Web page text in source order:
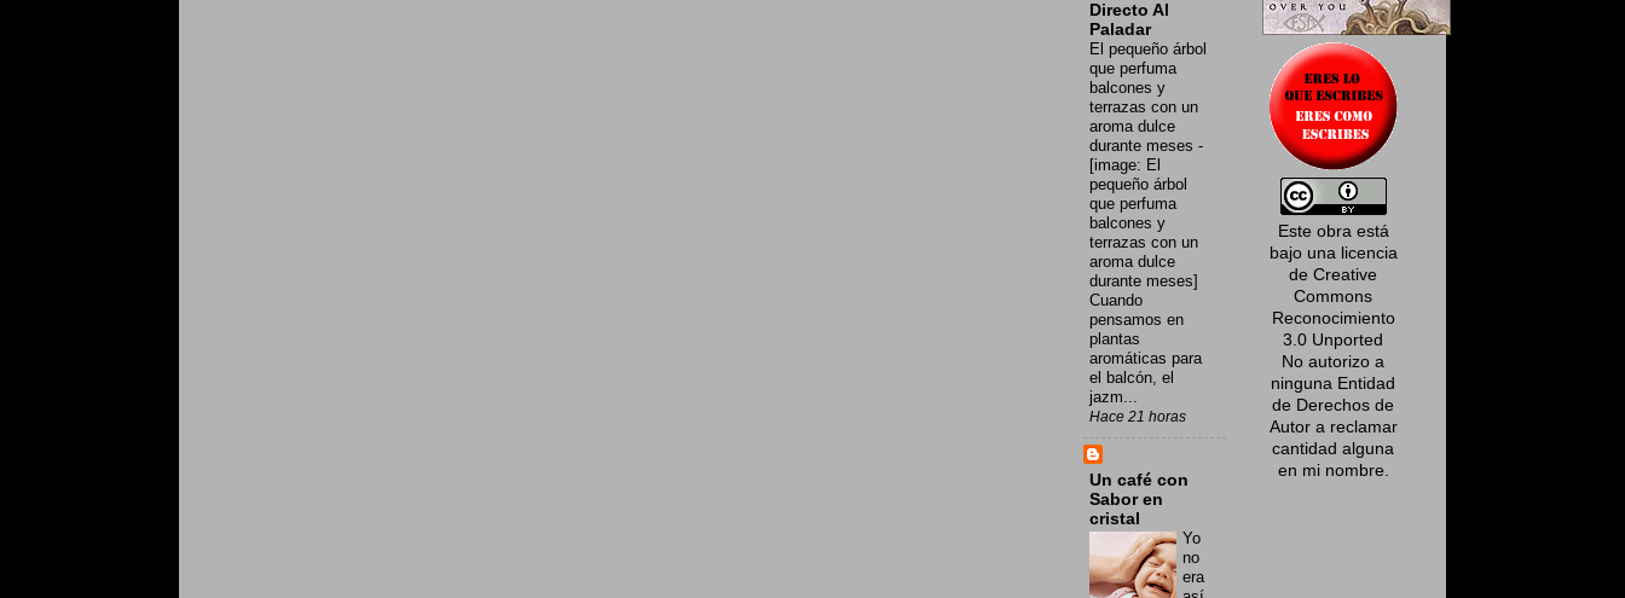
Directo Al
Paladar
El pequeño árbol
que perfuma
balcones y
terrazas con un
aroma dulce
durante meses -
[image: El
pequeño árbol
que perfuma
balcones y
terrazas con un
aroma dulce
durante meses]
Cuando
pensamos en
plantas
aromáticas para
el balcón, el
jazm...
Hace 21 horas
Un café con
Sabor en
cristal
Yo
no
era
Este obra está
bajo una licencia
de Creative
Commons
Reconocimiento
3.0 Unported
No autorizo a
ninguna Entidad
de Derechos de
Autor a reclamar
cantidad alguna
en mi nombre